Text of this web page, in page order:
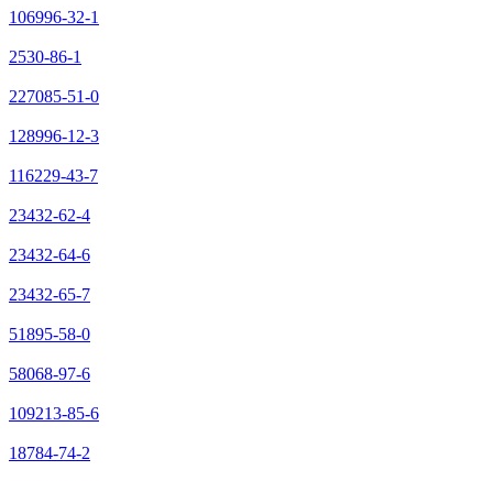
106996-32-1
2530-86-1
227085-51-0
128996-12-3
116229-43-7
23432-62-4
23432-64-6
23432-65-7
51895-58-0
58068-97-6
109213-85-6
18784-74-2